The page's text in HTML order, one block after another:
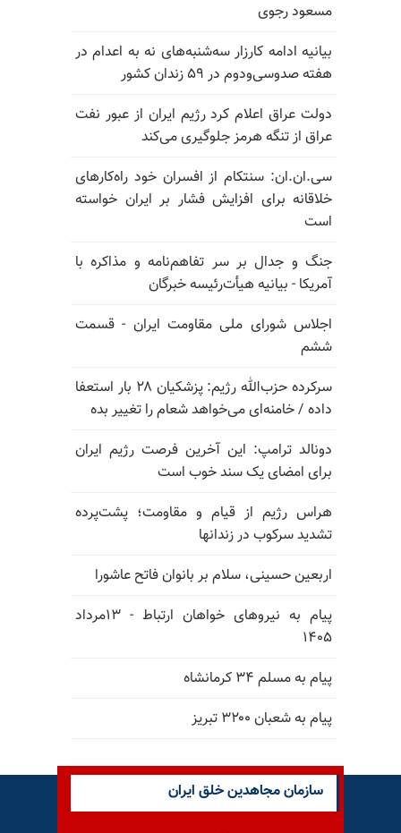
مسعود رجوی
بیانیه ادامه کارزار سه‌شنبه‌های نه به اعدام در
هفته صدوسی‌و‌دوم در ۵۹ زندان کشور
دولت عراق اعلام کرد رژیم ایران از عبور نفت
عراق از تنگه هرمز جلوگیری می‌کند
سی.ان.ان: سنتکام از افسران خود راه‌کارهای
خلاقانه برای افزایش فشار بر ایران خواسته
است
جنگ و جدال بر سر تفاهم‌نامه و مذاکره با
آمریکا - بیانیه هیأت‌رئیسه خبرگان
اجلاس شورای ملی مقاومت ایران - قسمت
ششم
سرکرده حزب‌الله رژیم: پزشکیان ۲۸ بار استعفا
داده / خامنه‌ای می‌خواهد شعام را تغییر بده
دونالد ترامپ: این آخرین فرصت رژیم ایران
برای امضای یک سند خوب است
هراس رژیم از قیام و مقاومت؛ پشت‌پرده
تشدید سرکوب در زندانها
اربعین حسینی، سلام بر بانوان فاتح عاشورا
پیام به نیروهای خواهان ارتباط - ۱۳مرداد
۱۴۰۵
پیام به مسلم ۳۴ کرمانشاه
پیام به شعبان ۳۲۰۰ تبریز
سازمان مجاهدین خلق ایران